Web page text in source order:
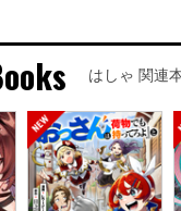
はしゃ 関連